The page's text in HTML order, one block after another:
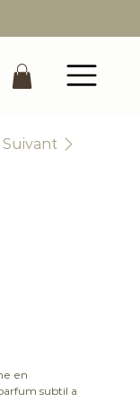
Suivant
en
subtil a